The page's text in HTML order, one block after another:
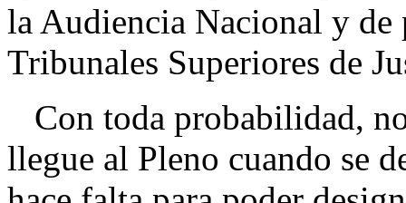
la Audiencia Nacional y de
Tribunales Superiores de
Con toda probabilidad,
llegue al Pleno cuando se